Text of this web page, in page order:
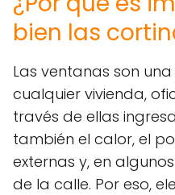
bien las
Las ventanas son
cualquier vivienda,
través de ellas
también el calor, el
externas y, en
de la calle. Por eso,